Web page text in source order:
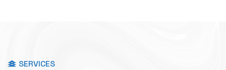
SERVICES